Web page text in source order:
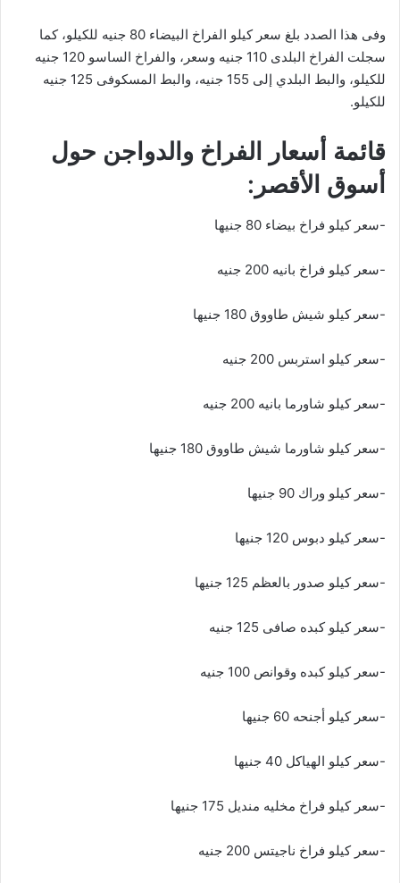
وفى هذا الصدد بلغ سعر كيلو الفراخ البيضاء 80 جنيه للكيلو، كما
سجلت الفراخ البلدى 110 جنيه وسعر، والفراخ الساسو 120 جنيه
للكيلو، والبط البلدي إلى 155 جنيه، والبط المسكوفى 125 جنيه
للكيلو.
قائمة أسعار الفراخ والدواجن حول
أسوق الأقصر:
-سعر كيلو فراخ بيضاء 80 جنيها
-سعر كيلو فراخ بانيه 200 جنيه
-سعر كيلو شيش طاووق 180 جنيها
-سعر كيلو استربس 200 جنيه
-سعر كيلو شاورما بانيه 200 جنيه
-سعر كيلو شاورما شيش طاووق 180 جنيها
-سعر كيلو وراك 90 جنيها
-سعر كيلو دبوس 120 جنيها
-سعر كيلو صدور بالعظم 125 جنيها
-سعر كيلو كبده صافى 125 جنيه
-سعر كيلو كبده وقوانص 100 جنيه
-سعر كيلو أجنحه 60 جنيها
-سعر كيلو الهياكل 40 جنيها
-سعر كيلو فراخ مخليه منديل 175 جنيها
-سعر كيلو فراخ ناجيتس 200 جنيه